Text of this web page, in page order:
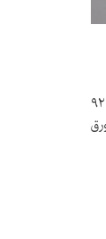
ورق های آلومینیوم کرکره یا سینوسی با گام ۳۲ میلیمتر به همراه پوشش پلی کرافت به صورت شیت تولید و عرضه می گردد. عرض استاندارد ورق های آلومینیوم ۱۰۰ سانتیمتر می باشد که پس از فرم دهی به ۹۱~۹۲